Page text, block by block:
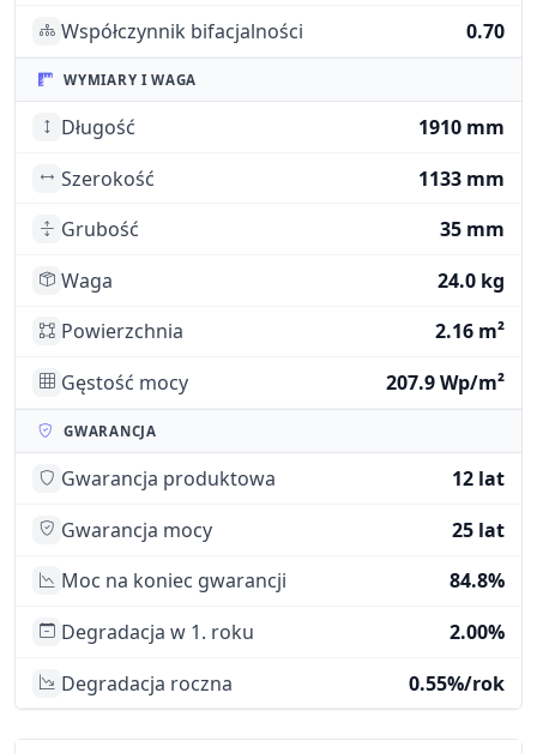
Współczynnik bifacjalności
0.70
WYMIARY I WAGA
Długość
1910 mm
Szerokość
1133 mm
Grubość
35 mm
Waga
24.0 kg
Powierzchnia
2.16 m²
Gęstość mocy
207.9 Wp/m²
GWARANCJA
Gwarancja produktowa
12 lat
Gwarancja mocy
25 lat
Moc na koniec gwarancji
84.8%
Degradacja w 1. roku
2.00%
Degradacja roczna
0.55%/rok